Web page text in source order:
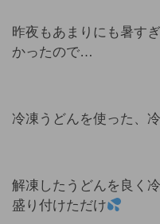
昨夜もあまりにも暑す
かったので…
冷凍うどんを使った、
解凍したうどんを良く
盛り付けただけ